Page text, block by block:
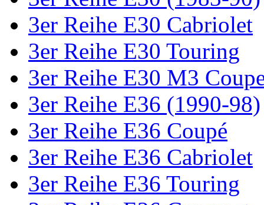
3er Reihe E30 Cabriolet
3er Reihe E30 Touring
3er Reihe E30 M3
3er Reihe E36 (1990-98)
3er Reihe E36 Coupé
3er Reihe E36 Cabriolet
3er Reihe E36 Touring